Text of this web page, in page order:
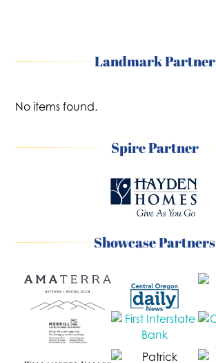
Landmark Partner
No items found.
Spire Partner
Showcase Partners